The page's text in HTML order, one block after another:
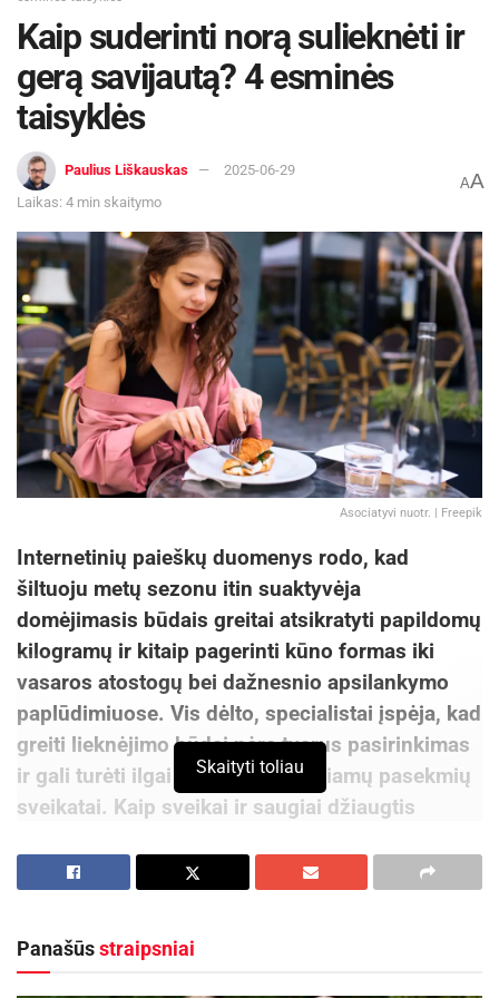
Kaip suderinti norą sulieknėti ir
gerą savijautą? 4 esminės
taisyklės
Paulius Liškauskas
2025-06-29
Laikas: 4 min skaitymo
AA
Asociatyvi nuotr. | Freepik
Internetinių paieškų duomenys rodo, kad
šiltuoju metų sezonu itin suaktyvėja
domėjimasis būdais greitai atsikratyti papildomų
kilogramų ir kitaip pagerinti kūno formas iki
vasaros atostogų bei dažnesnio apsilankymo
paplūdimiuose. Vis dėlto, specialistai įspėja, kad
greiti lieknėjimo būdai nėra tvarus pasirinkimas
ir gali turėti ilgai išliekančių neigiamų pasekmių
sveikatai. Kaip sveikai ir saugiai džiaugtis
savijautos, pataria vaistinių tinklo „Camelia“
Siekdami dailesnių kūno formų dažnai tikimės
Skaityti toliau
Panašūsstraipsniai